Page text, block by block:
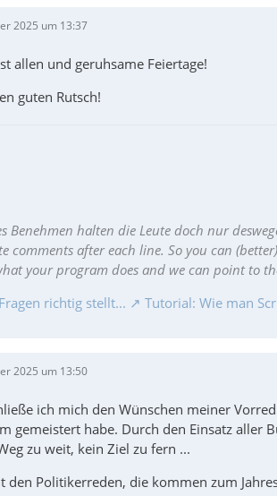
2025 um 13:37
allen und geruhsame Feiertage!
guten Rutsch!
Benehmen halten die Leute doch nur
comments after each line. So you can
your program does and we can point to
richtig stellt...
Tutorial: Wie man
2025 um 13:50
ich mich den Wünschen meiner
gemeistert habe. Durch den Einsatz aller
zu weit, kein Ziel zu fern ...
den Politikerreden, die kommen zum